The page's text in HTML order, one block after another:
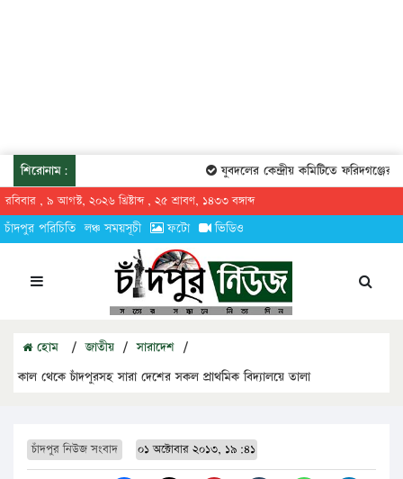
শিরোনাম: যুবদলের কেন্দ্রীয় কমিটিতে ফরিদগঞ্জের
রবিবার , ৯ আগস্ট, ২০২৬ খ্রিষ্টাব্দ , ২৫ শ্রাবণ, ১৪৩৩ বঙ্গাব্দ
চাঁদপুর পরিচিতি লঞ্চ সময়সূচী ফটো ভিডিও
হোম / জাতীয় / সারাদেশ /
কাল থেকে চাঁদপুরসহ সারা দেশের সকল প্রাথমিক বিদ্যালয়ে তালা
চাঁদপুর নিউজ সংবাদ ০১ অক্টোবার ২০১৩, ১৯:৪১